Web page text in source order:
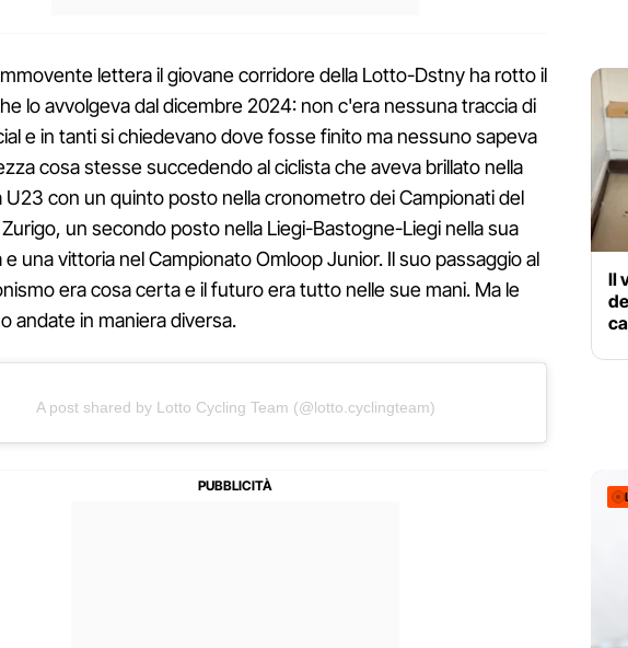
lettera il giovane corridore della Lotto-Dstny ha rotto il
lo avvolgeva dal dicembre 2024: non c'era nessuna traccia di
e in tanti si chiedevano dove fosse finito ma nessuno sapeva
cosa stesse succedendo al ciclista che aveva brillato nella
U23 con un quinto posto nella cronometro dei Campionati del
un secondo posto nella Liegi-Bastogne-Liegi nella sua
una vittoria nel Campionato Omloop Junior. Il suo passaggio al
era cosa certa e il futuro era tutto nelle sue mani. Ma le
andate in maniera diversa.
A post shared by Lotto Cycling Team (@lotto.cyclingteam)
Il